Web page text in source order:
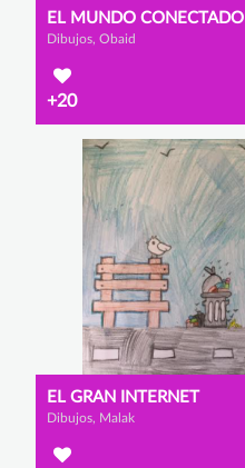
EL MUNDO CONECTADO
Dibujos, Obaid
+20
EL GRAN INTERNET
Dibujos, Malak